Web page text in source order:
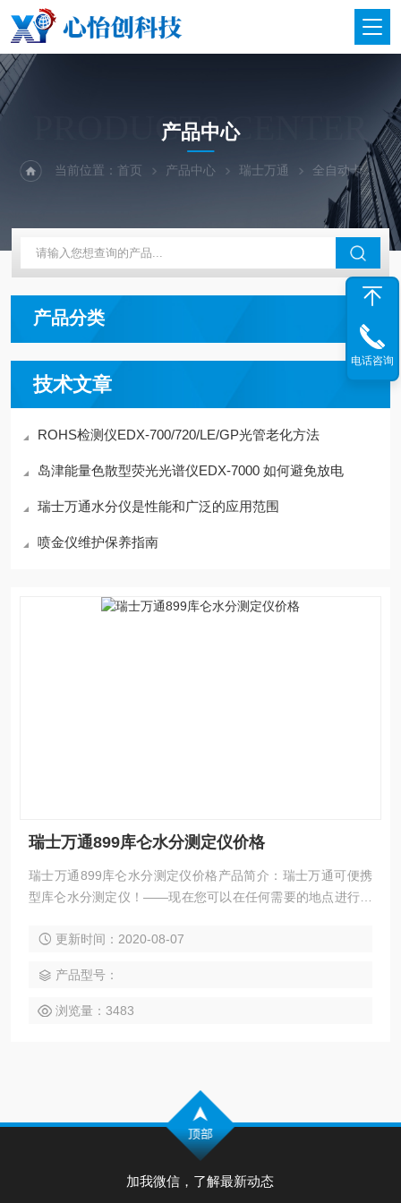
PRODUCTS CENTER
产品中心
当前位置：首页 产品中心 瑞士万通 全自动卡氏水分测定仪
产品分类
技术文章
ROHS检测仪EDX-700/720/LE/GP光管老化方法
岛津能量色散型荧光光谱仪EDX-7000 如何避免放电
瑞士万通水分仪是性能和广泛的应用范围
喷金仪维护保养指南
瑞士万通899库仑水分测定仪价格
瑞士万通899库仑水分测定仪价格产品简介：瑞士万通可便携
型库仑水分测定仪！——现在您可以在任何需要的地点进行水
开始水分测定可与卡氏炉联用，进行困难样品水分测定899库
可保证仪器持续稳定运行几个小时。
更新时间：2020-08-07
产品型号：
浏览量：3483
加我微信，了解最新动态
电话咨询